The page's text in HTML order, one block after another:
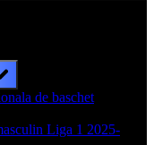
de baschet
Liga 1 2025-